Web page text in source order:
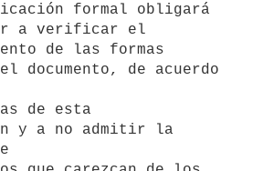
formal obligará
a verificar el
documento, de acuerdo
y a no admitir la